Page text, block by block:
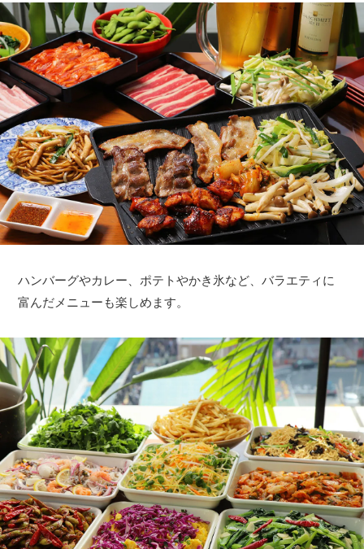
ハンバーグやカレー、ポテトやかき氷など、バラエティに
富んだメニューも楽しめます。